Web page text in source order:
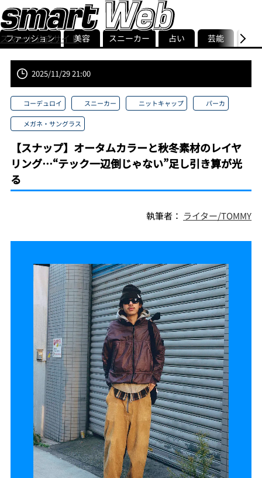
スマート公式サイト
smart最新号
記事一覧ランキング
ストリ
ファッション 美容 スニーカー 占い 芸能 グル
2025/11/29 21:00
コーデュロイ スニーカー ニットキャップ パーカ
メガネ・サングラス
【スナップ】オータムカラーと秋冬素材のレイヤ
リング…“テック一辺倒じゃない”足し引き算が光
る
執筆者： ライター/TOMMY